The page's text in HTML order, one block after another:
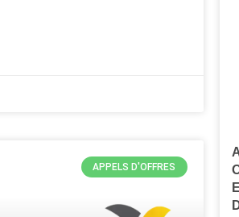
APPELS D'OFFRES